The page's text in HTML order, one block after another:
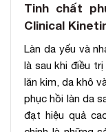
Tinh chất
Clinical
Làn da yếu và
là sau khi điều
lăn kim, da khô
phục hồi làn da
đạt hiệu quả